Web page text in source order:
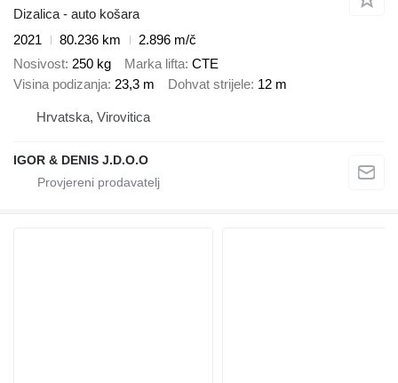
Dizalica - auto košara
2021
80.236 km
2.896 m/č
Nosivost 250 kg Marka lifta CTE
Visina podizanja 23,3 m Dohvat strijele 12 m
Hrvatska, Virovitica
IGOR & DENIS J.D.O.O